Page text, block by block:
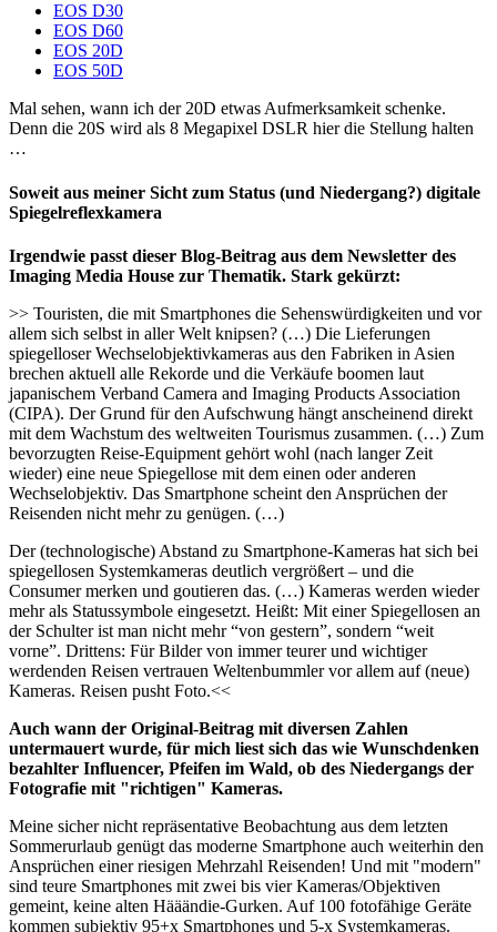
EOS D30
EOS D60
EOS 20D
EOS 50D
Mal sehen, wann ich der 20D etwas Aufmerksamkeit schenke.
Denn die 20S wird als 8 Megapixel DSLR hier die Stellung halten
…
Soweit aus meiner Sicht zum Status (und Niedergang?) digitale
Spiegelreflexkamera
Irgendwie passt dieser Blog-Beitrag aus dem Newsletter des
Imaging Media House zur Thematik. Stark gekürzt:
>> Touristen, die mit Smartphones die Sehenswürdigkeiten und vor
allem sich selbst in aller Welt knipsen? (…) Die Lieferungen
spiegelloser Wechselobjektivkameras aus den Fabriken in Asien
brechen aktuell alle Rekorde und die Verkäufe boomen laut
japanischem Verband Camera and Imaging Products Association
(CIPA). Der Grund für den Aufschwung hängt anscheinend direkt
mit dem Wachstum des weltweiten Tourismus zusammen. (…) Zum
bevorzugten Reise-Equipment gehört wohl (nach langer Zeit
wieder) eine neue Spiegellose mit dem einen oder anderen
Wechselobjektiv. Das Smartphone scheint den Ansprüchen der
Reisenden nicht mehr zu genügen. (…)
Der (technologische) Abstand zu Smartphone-Kameras hat sich bei
spiegellosen Systemkameras deutlich vergrößert – und die
Consumer merken und goutieren das. (…) Kameras werden wieder
mehr als Statussymbole eingesetzt. Heißt: Mit einer Spiegellosen an
der Schulter ist man nicht mehr “von gestern”, sondern “weit
vorne”. Drittens: Für Bilder von immer teurer und wichtiger
werdenden Reisen vertrauen Weltenbummler vor allem auf (neue)
Kameras. Reisen pusht Foto.<<
Auch wann der Original-Beitrag mit diversen Zahlen
untermauert wurde, für mich liest sich das wie Wunschdenken
bezahlter Influencer, Pfeifen im Wald, ob des Niedergangs der
Fotografie mit "richtigen" Kameras.
Meine sicher nicht repräsentative Beobachtung aus dem letzten
Sommerurlaub genügt das moderne Smartphone auch weiterhin den
Ansprüchen einer riesigen Mehrzahl Reisenden! Und mit "modern"
sind teure Smartphones mit zwei bis vier Kameras/Objektiven
gemeint, keine alten Hääändie-Gurken. Auf 100 fotofähige Geräte
kommen subjektiv 95+x Smartphones und 5-x Systemkameras.